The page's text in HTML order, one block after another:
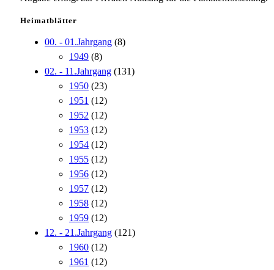
Heimatblätter
00. - 01.Jahrgang (8)
1949 (8)
02. - 11.Jahrgang (131)
1950 (23)
1951 (12)
1952 (12)
1953 (12)
1954 (12)
1955 (12)
1956 (12)
1957 (12)
1958 (12)
1959 (12)
12. - 21.Jahrgang (121)
1960 (12)
1961 (12)